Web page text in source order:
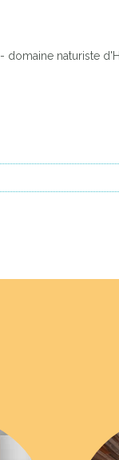
domaine naturiste